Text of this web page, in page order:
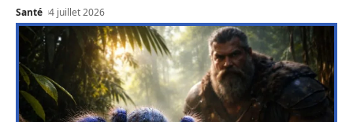
Santé 4 juillet 2026